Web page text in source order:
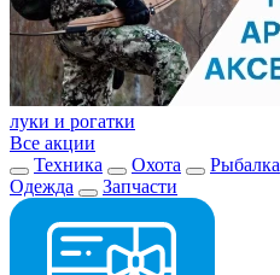
луки и рогатки
Все акции
Техника
Охота Рыбалка
Одежда
Запчасти